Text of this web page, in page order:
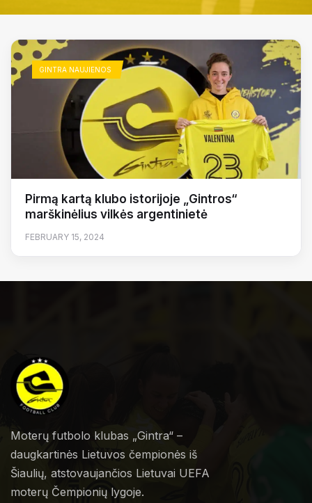
GINTRA NAUJIENOS
Pirmą kartą klubo istorijoje „Gintros“
marškinėlius vilkės argentinietė
FEBRUARY 15, 2024
Moterų futbolo klubas „Gintra“ –
daugkartinės Lietuvos čempionės iš
Šiaulių, atstovaujančios Lietuvai UEFA
moterų Čempionių lygoje.